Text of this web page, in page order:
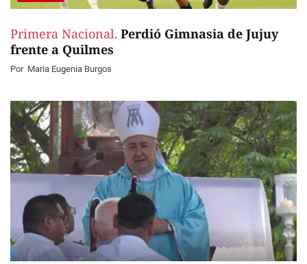
Primera Nacional. Perdió Gimnasia de Jujuy
frente a Quilmes
Por Maria Eugenia Burgos